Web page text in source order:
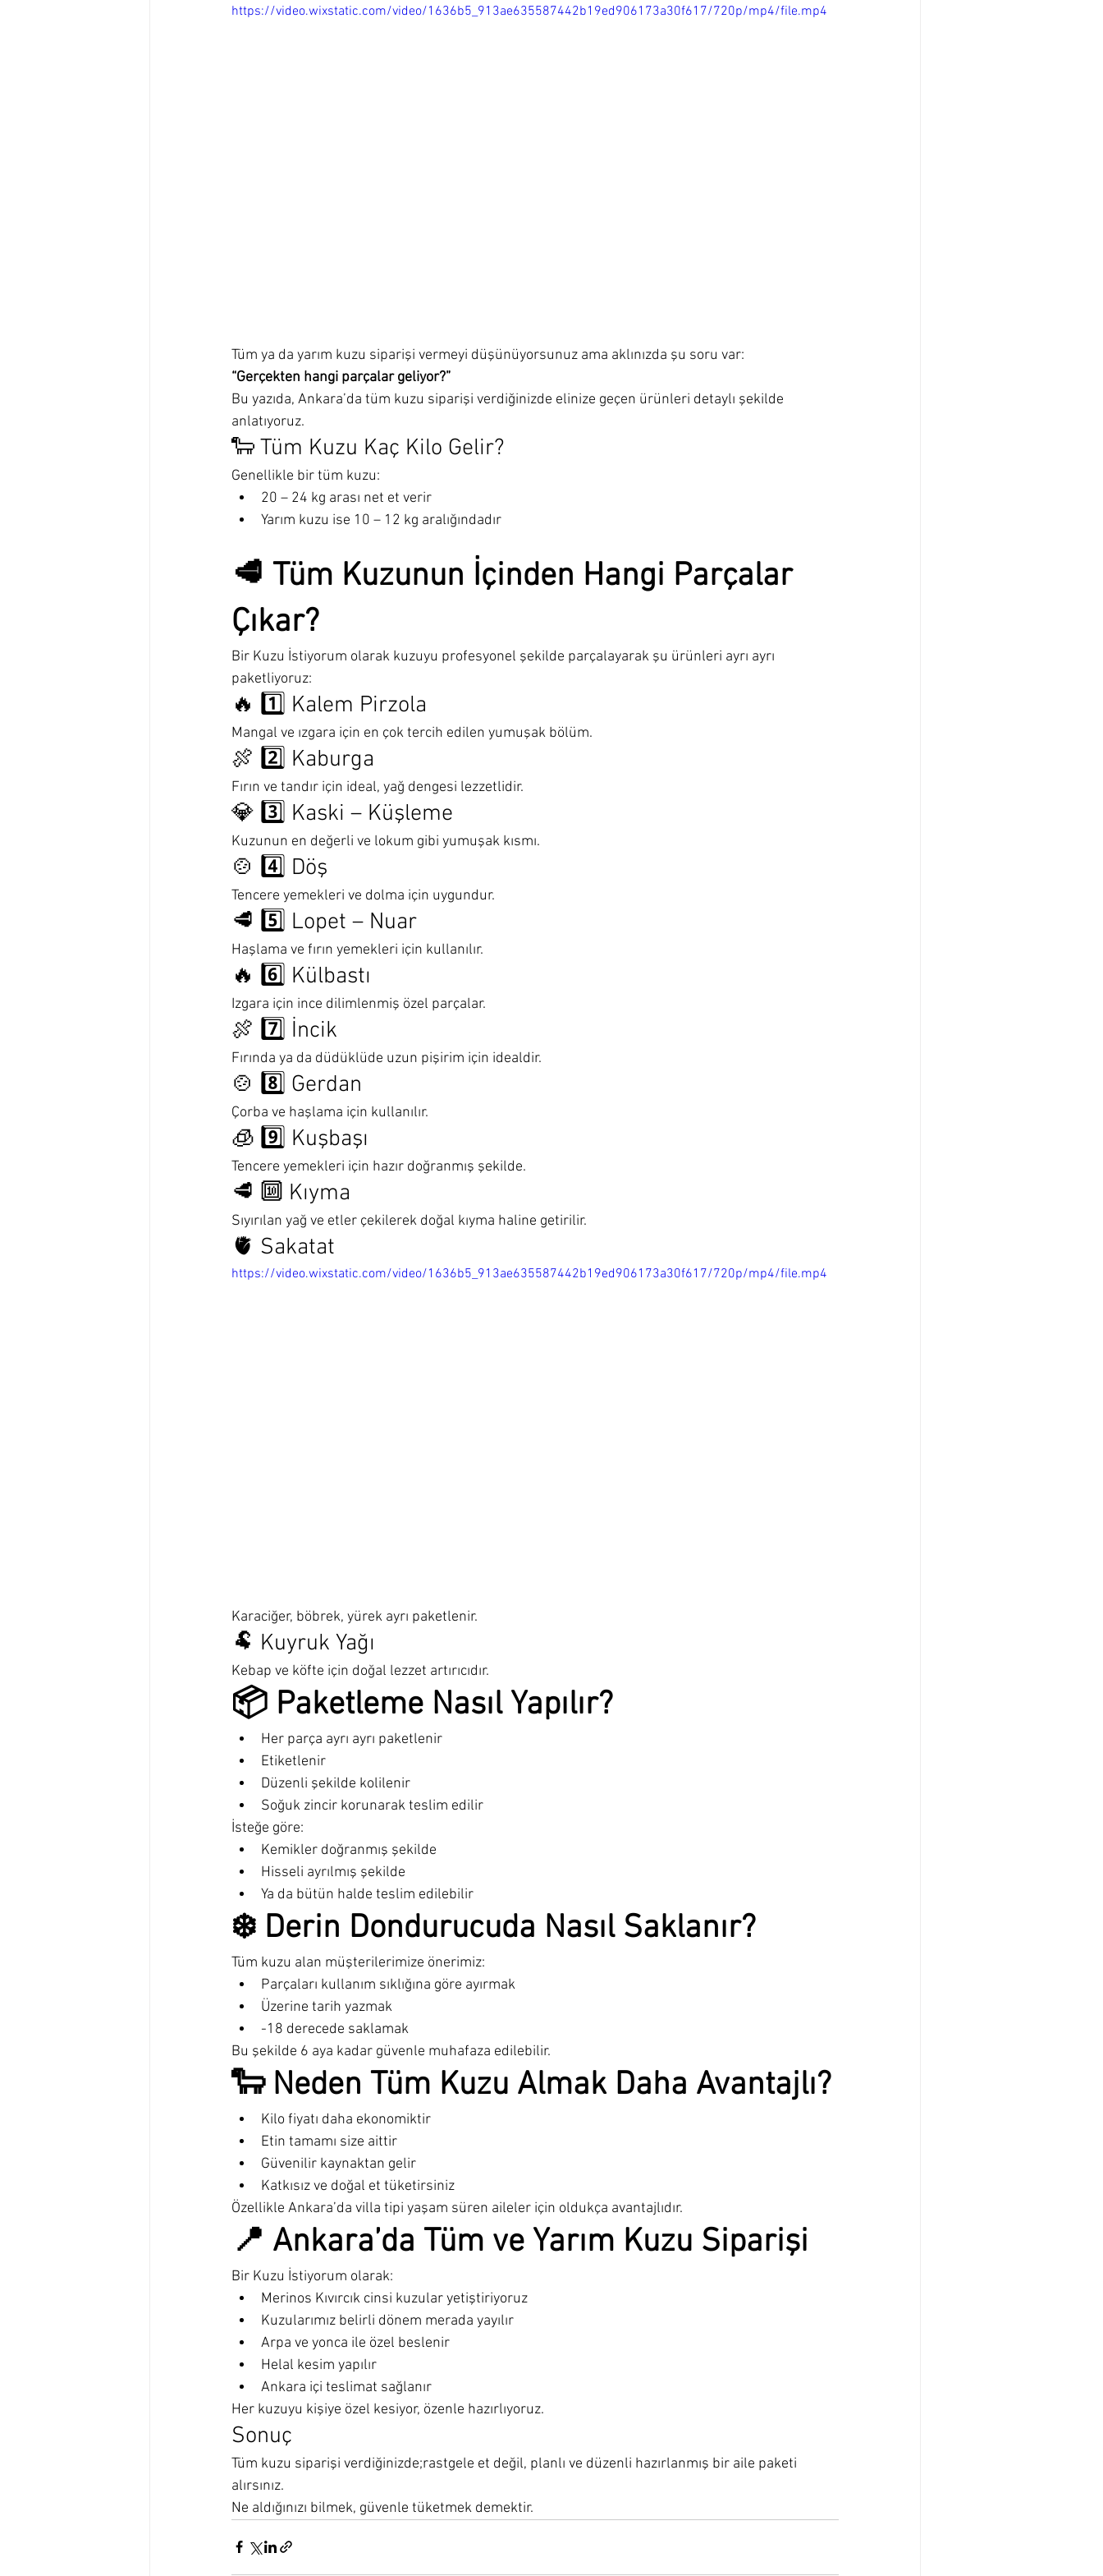
https://video.wixstatic.com/video/1636b5_913ae635587442b19ed906173a30f617/720p/mp4/file.mp4
Tüm ya da yarım kuzu siparişi vermeyi düşünüyorsunuz ama aklınızda şu soru var:
“Gerçekten hangi parçalar geliyor?”
Bu yazıda, Ankara’da tüm kuzu siparişi verdiğinizde elinize geçen ürünleri detaylı şekilde
anlatıyoruz.
🐑 Tüm Kuzu Kaç Kilo Gelir?
Genellikle bir tüm kuzu:
20 – 24 kg arası net et verir
Yarım kuzu ise 10 – 12 kg aralığındadır
🥩 Tüm Kuzunun İçinden Hangi Parçalar
Çıkar?
Bir Kuzu İstiyorum olarak kuzuyu profesyonel şekilde parçalayarak şu ürünleri ayrı ayrı
paketliyoruz:
🔥 1️⃣ Kalem Pirzola
Mangal ve ızgara için en çok tercih edilen yumuşak bölüm.
🍖 2️⃣ Kaburga
Fırın ve tandır için ideal, yağ dengesi lezzetlidir.
💎 3️⃣ Kaski – Küşleme
Kuzunun en değerli ve lokum gibi yumuşak kısmı.
🍲 4️⃣ Döş
Tencere yemekleri ve dolma için uygundur.
🥩 5️⃣ Lopet – Nuar
Haşlama ve fırın yemekleri için kullanılır.
🔥 6️⃣ Külbastı
Izgara için ince dilimlenmiş özel parçalar.
🍖 7️⃣ İncik
Fırında ya da düdüklüde uzun pişirim için idealdir.
🍲 8️⃣ Gerdan
Çorba ve haşlama için kullanılır.
🧊 9️⃣ Kuşbaşı
Tencere yemekleri için hazır doğranmış şekilde.
🥩 🔟 Kıyma
Sıyırılan yağ ve etler çekilerek doğal kıyma haline getirilir.
🫀 Sakatat
https://video.wixstatic.com/video/1636b5_913ae635587442b19ed906173a30f617/720p/mp4/file.mp4
Karaciğer, böbrek, yürek ayrı paketlenir.
🐏 Kuyruk Yağı
Kebap ve köfte için doğal lezzet artırıcıdır.
📦 Paketleme Nasıl Yapılır?
Her parça ayrı ayrı paketlenir
Etiketlenir
Düzenli şekilde kolilenir
Soğuk zincir korunarak teslim edilir
İsteğe göre:
Kemikler doğranmış şekilde
Hisseli ayrılmış şekilde
Ya da bütün halde teslim edilebilir
❄️ Derin Dondurucuda Nasıl Saklanır?
Tüm kuzu alan müşterilerimize önerimiz:
Parçaları kullanım sıklığına göre ayırmak
Üzerine tarih yazmak
-18 derecede saklamak
Bu şekilde 6 aya kadar güvenle muhafaza edilebilir.
🐑 Neden Tüm Kuzu Almak Daha Avantajlı?
Kilo fiyatı daha ekonomiktir
Etin tamamı size aittir
Güvenilir kaynaktan gelir
Katkısız ve doğal et tüketirsiniz
Özellikle Ankara’da villa tipi yaşam süren aileler için oldukça avantajlıdır.
📍 Ankara’da Tüm ve Yarım Kuzu Siparişi
Bir Kuzu İstiyorum olarak:
Merinos Kıvırcık cinsi kuzular yetiştiriyoruz
Kuzularımız belirli dönem merada yayılır
Arpa ve yonca ile özel beslenir
Helal kesim yapılır
Ankara içi teslimat sağlanır
Her kuzuyu kişiye özel kesiyor, özenle hazırlıyoruz.
Sonuç
Tüm kuzu siparişi verdiğinizde;rastgele et değil, planlı ve düzenli hazırlanmış bir aile paketi
alırsınız.
Ne aldığınızı bilmek, güvenle tüketmek demektir.